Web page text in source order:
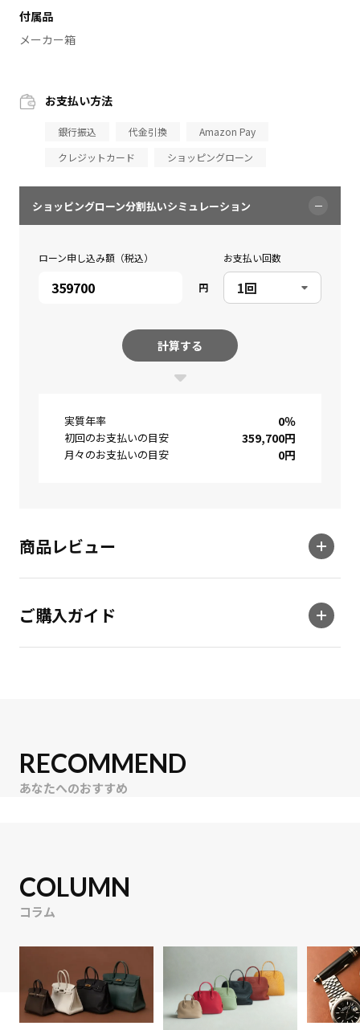
付属品
メーカー箱
お支払い方法
銀行振込 代金引換
Amazon Pay
クレジットカード
ショッピングローン
ショッピングローン分割払いシミュレーション
ローン申し込み額（税込）
円
お支払い回数
計算する
実質年率 0％
初回のお支払いの目安 359,700円
月々のお支払いの目安 0円
商品レビュー
ご購入ガイド
RECOMMEND
あなたへのおすすめ
COLUMN
コラム